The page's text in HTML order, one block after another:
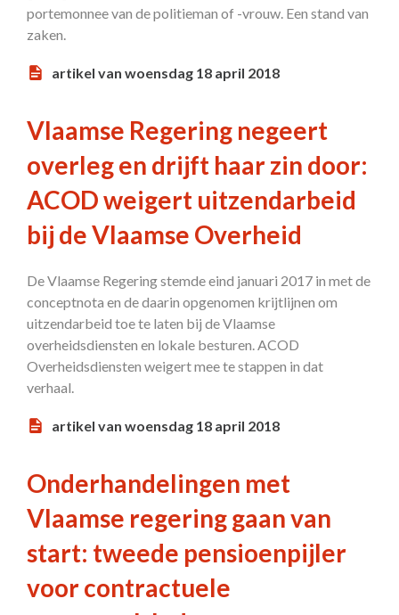
portemonnee van de politieman of -vrouw. Een stand van
zaken.
artikel van woensdag 18 april 2018
Vlaamse Regering negeert
overleg en drijft haar zin door:
ACOD weigert uitzendarbeid
bij de Vlaamse Overheid
De Vlaamse Regering stemde eind januari 2017 in met de
conceptnota en de daarin opgenomen krijtlijnen om
uitzendarbeid toe te laten bij de Vlaamse
overheidsdiensten en lokale besturen. ACOD
Overheidsdiensten weigert mee te stappen in dat
verhaal.
artikel van woensdag 18 april 2018
Onderhandelingen met
Vlaamse regering gaan van
start: tweede pensioenpijler
voor contractuele